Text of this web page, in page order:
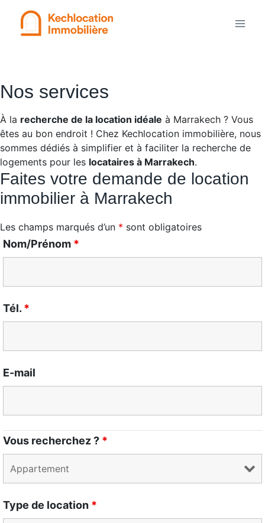
contenu
Nos services
À la recherche de la location idéale à Marrakech ? Vous
êtes au bon endroit ! Chez Kechlocation immobilière, nous
sommes dédiés à simplifier et à faciliter la recherche de
logements pour les locataires à Marrakech.
Faites votre demande de location
immobilier à Marrakech
Les champs marqués d’un * sont obligatoires
Nom/Prénom *
Tél. *
E-mail
Vous recherchez ? *
Type de location *